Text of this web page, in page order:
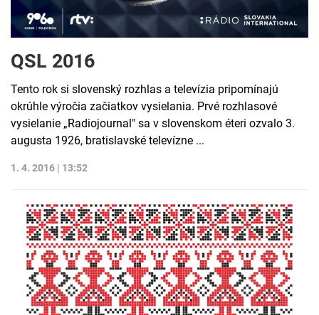
QSL 2016
Tento rok si slovenský rozhlas a televízia pripomínajú
okrúhle výročia začiatkov vysielania. Prvé rozhlasové
vysielanie „Radiojournal" sa v slovenskom éteri ozvalo 3.
augusta 1926, bratislavské televízne ...
1. 4. 2016 | 13:52